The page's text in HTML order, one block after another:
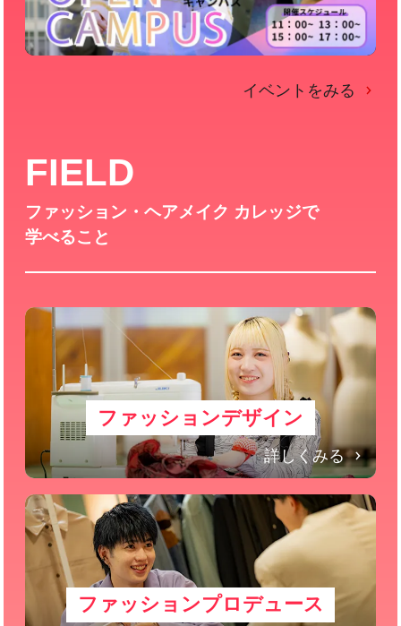
イベントをみる
FIELD
ファッション・ヘアメイク カレッジで
学べること
ファッションデザイン
詳しくみる
ファッションプロデュース